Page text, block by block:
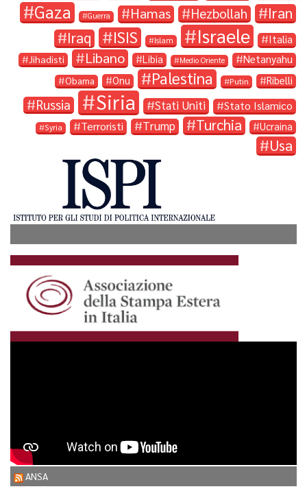
Gaza Guerra Hamas Hezbollah Iran
Iraq ISIS Islam Israele Italia
Jihadisti Libano Libia Medio Oriente Netanyahu
Obama Onu Palestina Putin Ribelli
Russia Siria Stati Uniti Stato Islamico
Syria Terroristi Trump Turchia Ucraina
Usa
ANSA